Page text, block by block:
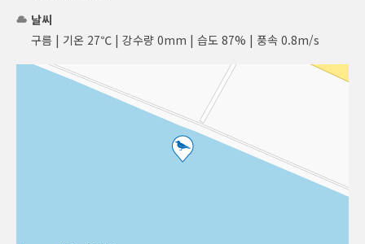
날씨
구름 | 기온 27℃ | 강수량 0mm | 습도 87% | 풍속 0.8m/s